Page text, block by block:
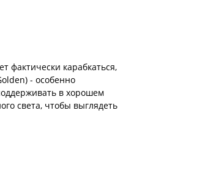
карабкаться,
- особенно
в хорошем
света, чтобы выглядеть